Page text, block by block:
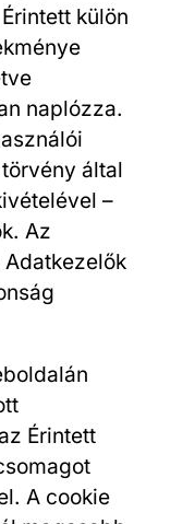
külön
naplózza.
által
–
Az
Érintett
A cookie